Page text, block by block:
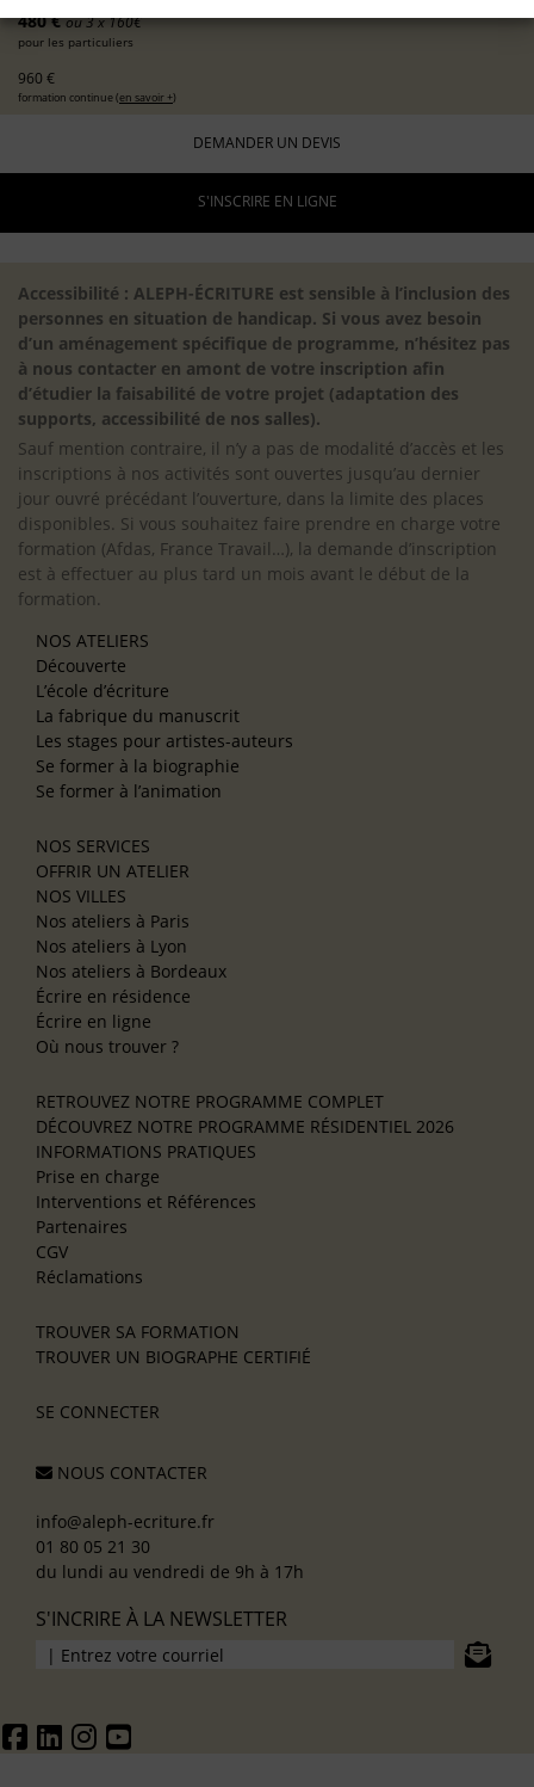
480 € ou 3 x 160€
pour les particuliers
960 €
formation continue (en savoir +)
DEMANDER UN DEVIS
S'INSCRIRE EN LIGNE
Accessibilité : ALEPH-ÉCRITURE est sensible à l’inclusion des
personnes en situation de handicap. Si vous avez besoin
d’un aménagement spécifique de programme, n’hésitez pas
à nous contacter en amont de votre inscription afin
d’étudier la faisabilité de votre projet (adaptation des
supports, accessibilité de nos salles).
Sauf mention contraire, il n’y a pas de modalité d’accès et les
inscriptions à nos activités sont ouvertes jusqu’au dernier
jour ouvré précédant l’ouverture, dans la limite des places
disponibles. Si vous souhaitez faire prendre en charge votre
formation (Afdas, France Travail…), la demande d’inscription
est à effectuer au plus tard un mois avant le début de la
formation.
NOS ATELIERS
Découverte
L’école d’écriture
La fabrique du manuscrit
Les stages pour artistes-auteurs
Se former à la biographie
Se former à l’animation
NOS SERVICES
OFFRIR UN ATELIER
NOS VILLES
Nos ateliers à Paris
Nos ateliers à Lyon
Nos ateliers à Bordeaux
Écrire en résidence
Écrire en ligne
Où nous trouver ?
RETROUVEZ NOTRE PROGRAMME COMPLET
DÉCOUVREZ NOTRE PROGRAMME RÉSIDENTIEL 2026
INFORMATIONS PRATIQUES
Prise en charge
Interventions et Références
Partenaires
CGV
Réclamations
TROUVER SA FORMATION
TROUVER UN BIOGRAPHE CERTIFIÉ
SE CONNECTER
NOUS CONTACTER
info@aleph-ecriture.fr
01 80 05 21 30
du lundi au vendredi de 9h à 17h
S'INCRIRE À LA NEWSLETTER